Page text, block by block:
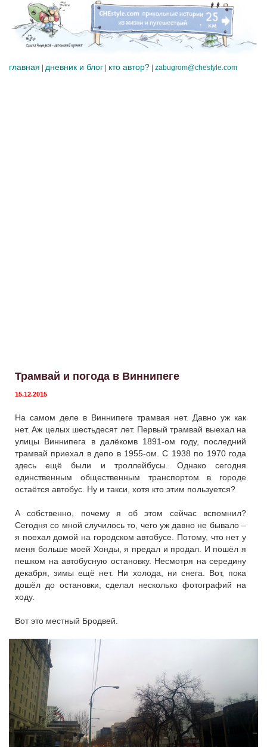
главная | дневник и блог | кто автор? | zabugrom@chestyle.com
Трамвай и погода в Виннипеге
15.12.2015
На самом деле в Виннипеге трамвая нет. Давно уж как
нет. Аж целых шестьдесят лет. Первый трамвай выехал на
улицы Виннипега в далёкомв 1891-ом году, последний
трамвай приехал в депо в 1955-ом. С 1938 по 1970 года
здесь ещё были и троллейбусы. Однако сегодня
единственным общественным транспортом в городе
остаётся автобус. Ну и такси, хотя кто этим пользуется?
А собственно, почему я об этом сейчас вспомнил?
Сегодня со мной случилось то, чего уж давно не бывало –
я поехал домой на городском автобусе. Потому, что нет у
меня больше моей Хонды, я предал и продал. И пошёл я
пешком на автобусную остановку. Несмотря на середину
декабря, зимы ещё нет. Ни холода, ни снега. Вот, пока
дошёл до остановки, сделал несколько фотографий на
ходу.
Вот это местный Бродвей.